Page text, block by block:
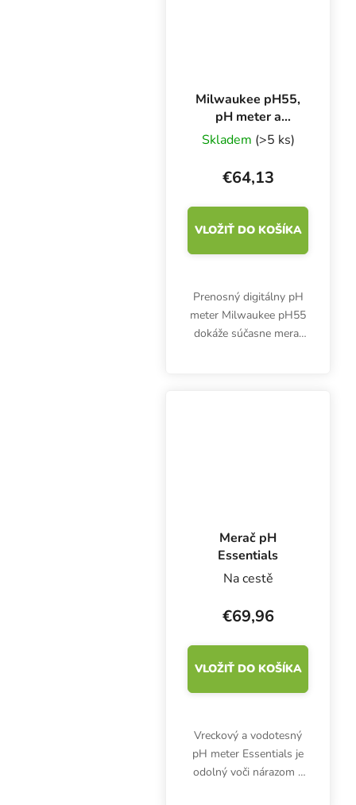
Milwaukee pH55,
pH meter a
teplomer
Skladem (>5 ks)
€64,13
VLOŽIŤ DO KOŠÍKA
Prenosný digitálny pH
meter Milwaukee pH55
dokáže súčasne merať
Merač pH
Essentials
Na cestě
€69,96
VLOŽIŤ DO KOŠÍKA
Vreckový a vodotesný
pH meter Essentials je
odolný voči nárazom a